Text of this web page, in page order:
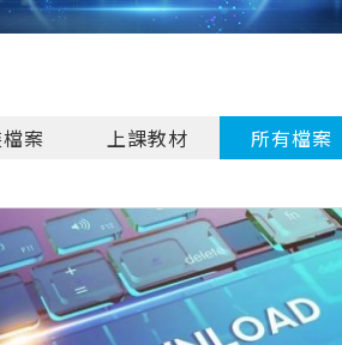
ESAComp
PSIM
FluxMotor
PollEx
Feko
WinProp
RapidMiner
RapidMiner
以AI進行飲料銷
利用『模擬自動化
型難題？
HyperMesh運用AI
建模
Hypermesh 2026
援Python API，以
10個Hypermesh
10個常用的AI機
案 上課教材 所有檔案